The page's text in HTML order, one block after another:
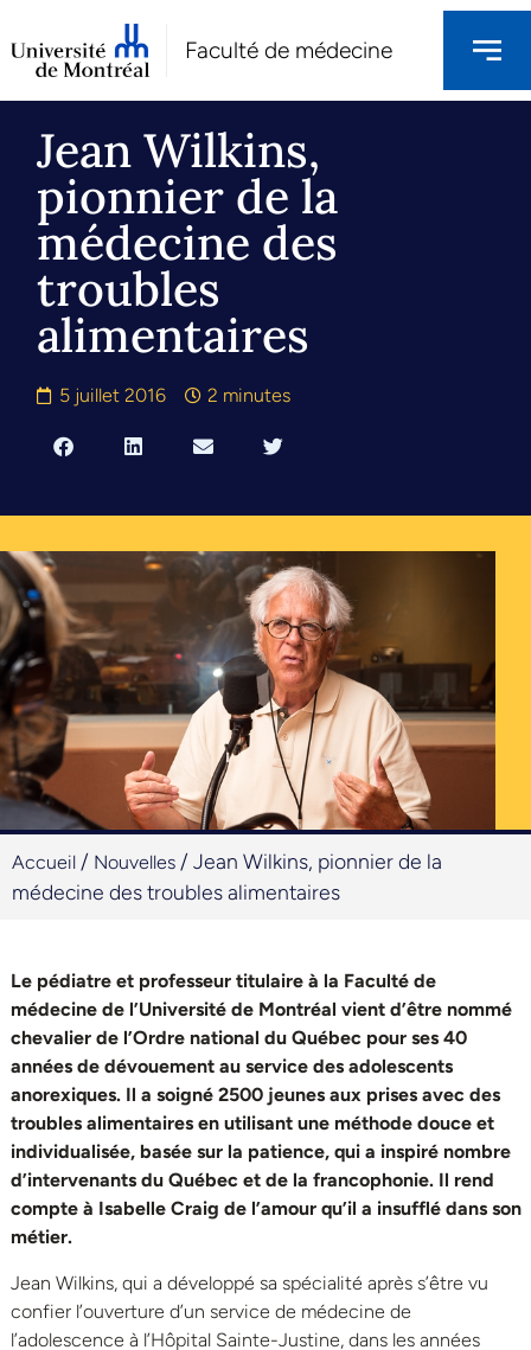
Faculté de médecine
Jean Wilkins,
pionnier de la
médecine des
troubles
alimentaires
5 juillet 2016 2 minutes
Accueil / Nouvelles / Jean Wilkins, pionnier de la
médecine des troubles alimentaires
Le pédiatre et professeur titulaire à la Faculté de
médecine de l’Université de Montréal vient d’être nommé
chevalier de l’Ordre national du Québec pour ses 40
années de dévouement au service des adolescents
anorexiques. Il a soigné 2500 jeunes aux prises avec des
troubles alimentaires en utilisant une méthode douce et
individualisée, basée sur la patience, qui a inspiré nombre
d’intervenants du Québec et de la francophonie. Il rend
compte à Isabelle Craig de l’amour qu’il a insufflé dans son
métier.
Jean Wilkins, qui a développé sa spécialité après s’être vu
confier l’ouverture d’un service de médecine de
l’adolescence à l’Hôpital Sainte-Justine, dans les années